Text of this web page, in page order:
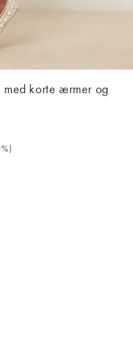
korte ærmer og
dage 157,05 kr. (0%). Var
)